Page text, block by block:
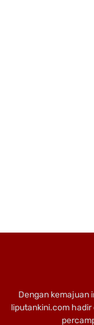
Dengan kemajuan
liputankini.com